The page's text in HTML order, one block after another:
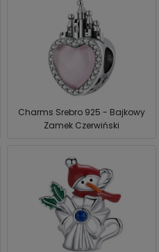
Charms Srebro 925 - Bajkowy
Zamek Czerwiński